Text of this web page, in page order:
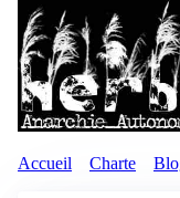
Accueil Charte